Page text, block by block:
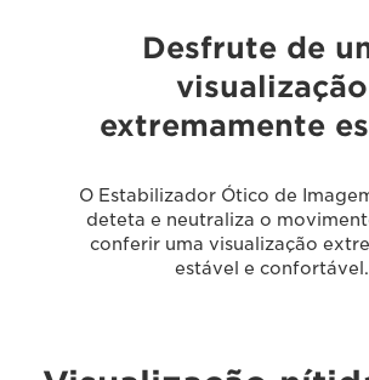
Desfrute de
visualização
extremamente
O Estabilizador Ótico de
deteta e neutraliza o
conferir uma visualização
estável e confortável.